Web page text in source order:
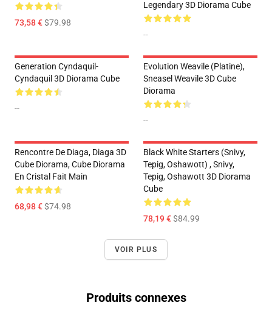
73,58 €$79.98
Legendary 3D Diorama Cube
--
Generation Cyndaquil-
Cyndaquil 3D Diorama Cube
--
Evolution Weavile (Platine),
Sneasel Weavile 3D Cube
Diorama
--
Rencontre De Diaga, Diaga 3D
Cube Diorama, Cube Diorama
En Cristal Fait Main
68,98 €$74.98
Black White Starters (Snivy,
Tepig, Oshawott) , Snivy,
Tepig, Oshawott 3D Diorama
Cube
78,19 €$84.99
VOIR PLUS
Produits connexes